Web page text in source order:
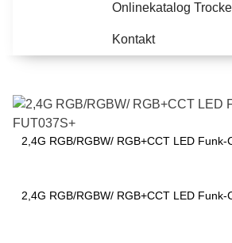
Onlinekatalog
Kontakt
2,4G RGB/RGBW/ RGB+CCT LED
2,4G RGB/RGBW/ RGB+CCT LED